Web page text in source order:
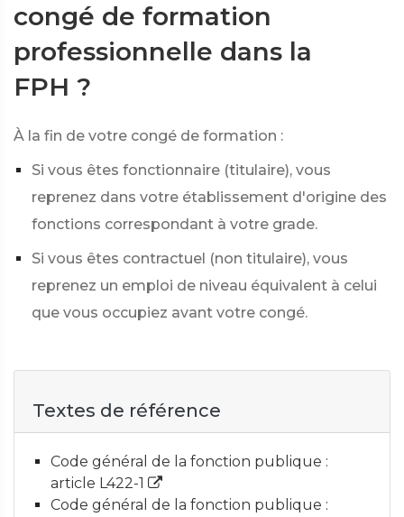
congé de formation
professionnelle dans la
FPH ?
À la fin de votre congé de formation :
Si vous êtes fonctionnaire (titulaire), vous
reprenez dans votre établissement d'origine des
fonctions correspondant à votre grade.
Si vous êtes contractuel (non titulaire), vous
reprenez un emploi de niveau équivalent à celui
que vous occupiez avant votre congé.
Textes de référence
Code général de la fonction publique :
article L422-1
Code général de la fonction publique :